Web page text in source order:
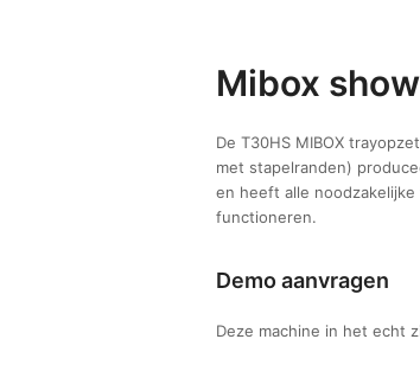
Mibox
De T30HS MIBOX
met stapelranden)
en heeft alle
functioneren.
Demo aanvragen
Deze machine in het echt